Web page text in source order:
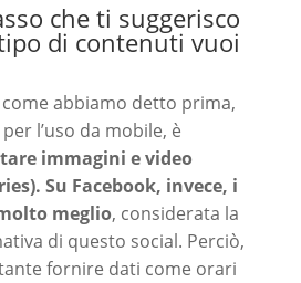
che ti suggerisco
di contenuti vuoi
abbiamo detto prima,
l’uso da mobile, è
immagini e video
Su Facebook, invece, i
meglio, considerata la
di questo social. Perciò,
fornire dati come orari